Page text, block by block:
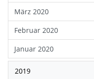
März 2020
Februar 2020
Januar 2020
2019